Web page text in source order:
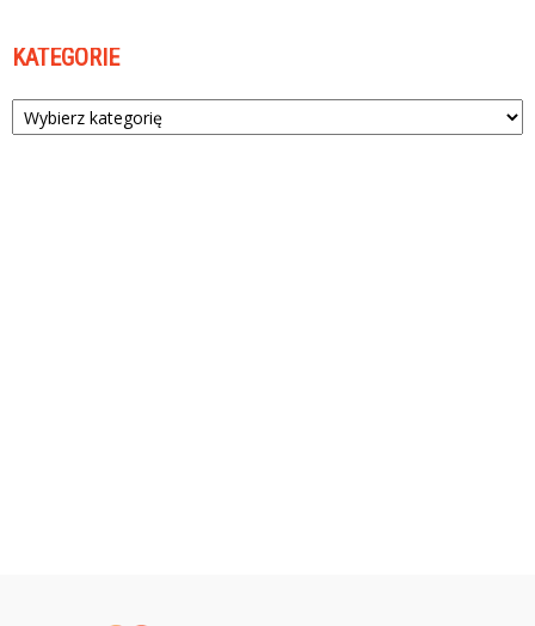
KATEGORIE
Kategorie